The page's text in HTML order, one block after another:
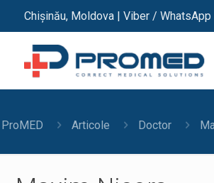
Chișinău, Moldova | Viber / WhatsApp
ProMED Articole Doctor